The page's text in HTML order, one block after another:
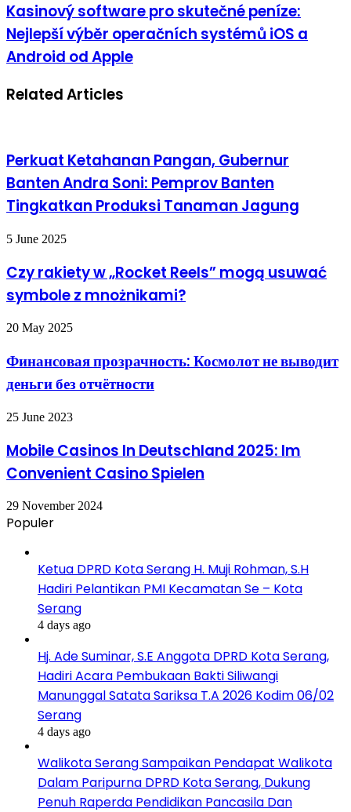
Kasinový software pro skutečné peníze:
Nejlepší výběr operačních systémů iOS a
Android od Apple
Related Articles
Perkuat Ketahanan Pangan, Gubernur
Banten Andra Soni: Pemprov Banten
Tingkatkan Produksi Tanaman Jagung
5 June 2025
Czy rakiety w „Rocket Reels” mogą usuwać
symbole z mnożnikami?
20 May 2025
Финансовая прозрачность: Космолот не выводит
деньги без отчётности
25 June 2023
Mobile Casinos In Deutschland 2025: Im
Convenient Casino Spielen
29 November 2024
Populer
Ketua DPRD Kota Serang H. Muji Rohman, S.H
Hadiri Pelantikan PMI Kecamatan Se – Kota
Serang
4 days ago
Hj. Ade Suminar, S.E Anggota DPRD Kota Serang,
Hadiri Acara Pembukaan Bakti Siliwangi
Manunggal Satata Sariksa T.A 2026 Kodim 06/02
Serang
4 days ago
Walikota Serang Sampaikan Pendapat Walikota
Dalam Paripurna DPRD Kota Serang, Dukung
Penuh Raperda Pendidikan Pancasila Dan